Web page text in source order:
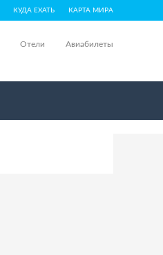
КУДА ЕХАТЬ КАРТА МИРА
Отели Авиабилеты